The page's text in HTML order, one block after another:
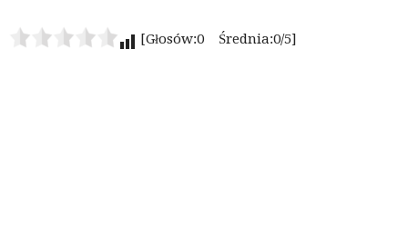
[Głosów:0 Średnia:0/5]